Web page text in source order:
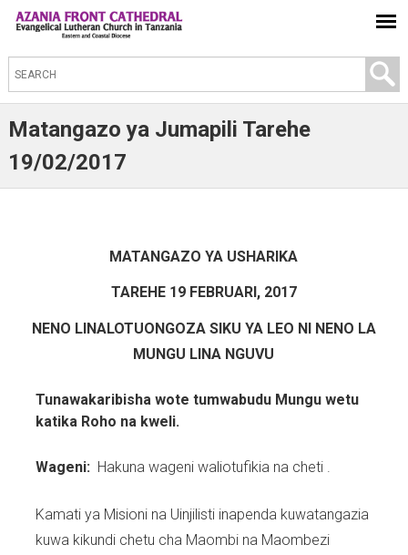
S
e
a
c
Matangazo ya Jumapili Tarehe
19/02/2017
MATANGAZO YA USHARIKA
TAREHE 19 FEBRUARI, 2017
NENO LINALOTUONGOZA SIKU YA LEO NI NENO LA
MUNGU LINA NGUVU
Tunawakaribisha wote tumwabudu Mungu wetu
katika Roho na kweli.
Wageni: Hakuna wageni waliotufikia na cheti .
Kamati ya Misioni na Uinjilisti inapenda kuwatangazia
kuwa kikundi chetu cha Maombi na Maombezi